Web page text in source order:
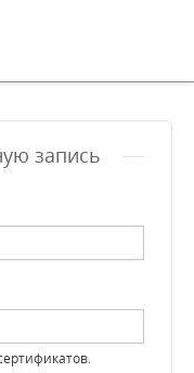
запись